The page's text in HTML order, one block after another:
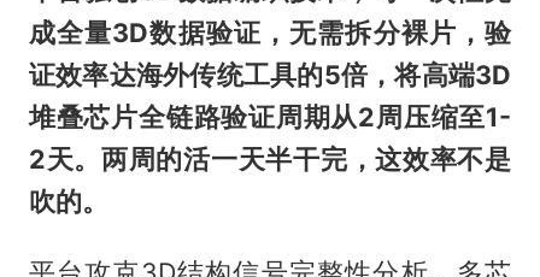
成全量3D数据验证，无需拆分裸片，验
证效率达海外传统工具的5倍，将高端3D
堆叠芯片全链路验证周期从2周压缩至1-
2天。两周的活一天半干完，这效率不是
吹的。